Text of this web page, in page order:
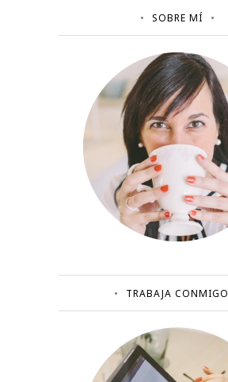
SOBRE MÍ
TRABAJA CONMIGO